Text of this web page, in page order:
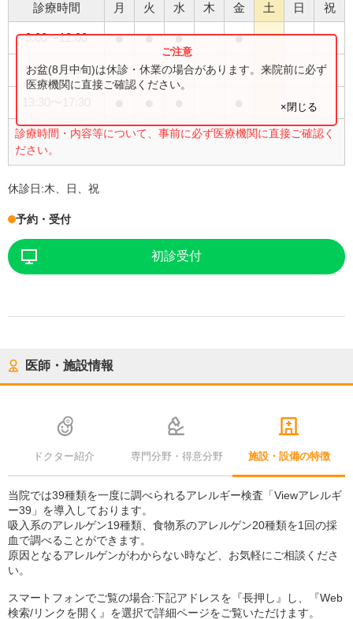
診療時間 月 火 水 木 金 土 日 祝
9:00〜12:00 ● ● ● ●
9:00〜13:00 ●
診療時間・内容等について、事前に必ず医療機関に直接ご確認く
ださい。
お盆(8月中旬)は休診・休業の場合があります。来院前に必ず
医療機関に直接ご確認ください。
×閉じる
休診日:木、日、祝
予約・受付
初診受付
医師・施設情報
ドクター紹介 専門分野・得意分野 施設・設備の特徴
当院では39種類を一度に調べられるアレルギー検査「Viewアレルギ
ー39」を導入しております。
吸入系のアレルゲン19種類、食物系のアレルゲン20種類を1回の採
血で調べることができます。
原因となるアレルゲンがわからない時など、お気軽にご相談くださ
い。
スマートフォンでご覧の場合:下記アドレスを『長押し』し、『Web
検索/リンクを開く』を選択で詳細ページをご覧いただけます。